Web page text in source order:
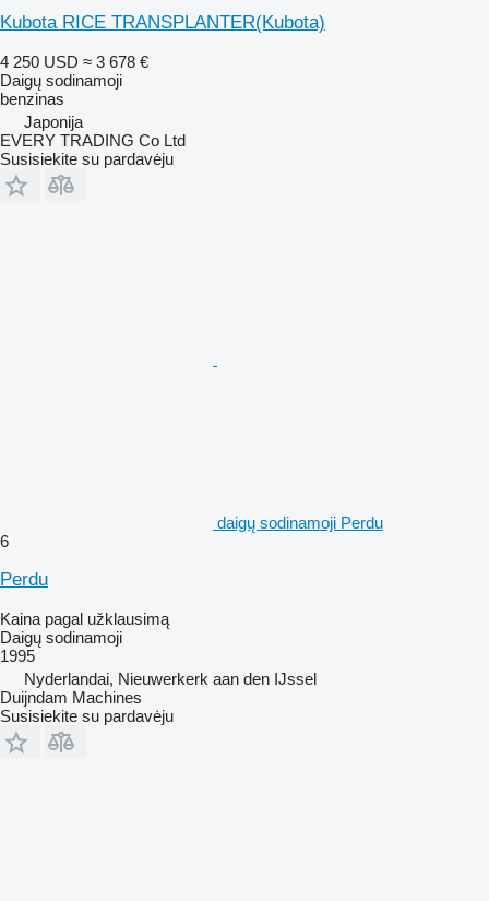
Kubota RICE TRANSPLANTER(Kubota)
4 250 USD ≈ 3 678 €
Daigų sodinamoji
benzinas
Japonija
EVERY TRADING Co Ltd
Susisiekite su pardavėju
daigų sodinamoji Perdu
6
Perdu
Kaina pagal užklausimą
Daigų sodinamoji
1995
Nyderlandai, Nieuwerkerk aan den IJssel
Duijndam Machines
Susisiekite su pardavėju